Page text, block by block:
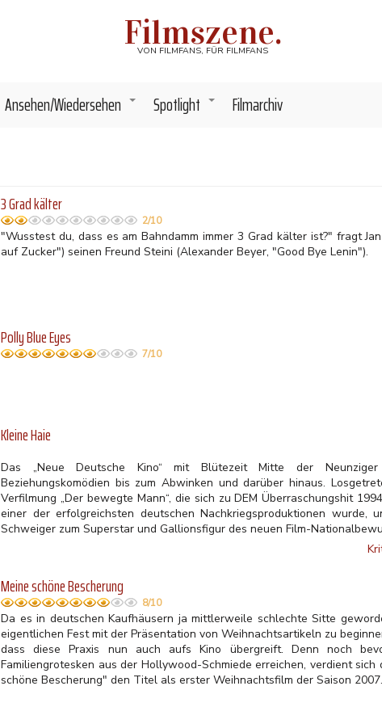
Filmszene.
VON FILMFANS, FÜR FILMFANS
+
Ansehen/Wiedersehen +
Spotlight Filmarchiv
3 Grad kälter
2/10
"Wusstest du, dass es am Bahndamm immer 3 Grad kälter ist?" fragt
auf Zucker") seinen Freund Steini (Alexander Beyer, "Good Bye Lenin").
Polly Blue Eyes
7/10
Kleine Haie
Das „Neue Deutsche Kino“ mit Blütezeit Mitte der
Beziehungskomödien bis zum Abwinken und darüber hinaus.
Verfilmung „Der bewegte Mann“, die sich zu DEM Überraschungshit
einer der erfolgreichsten deutschen Nachkriegsproduktionen wurde,
Schweiger zum Superstar und Gallionsfigur des neuen Film-
Meine schöne Bescherung
8/10
Da es in deutschen Kaufhäusern ja mittlerweile schlechte Sitte
eigentlichen Fest mit der Präsentation von Weihnachtsartikeln zu
dass diese Praxis nun auch aufs Kino übergreift. Denn noch
Familiengrotesken aus der Hollywood-Schmiede erreichen, verdient sich
schöne Bescherung" den Titel als erster Weihnachtsfilm der Saison 2007.